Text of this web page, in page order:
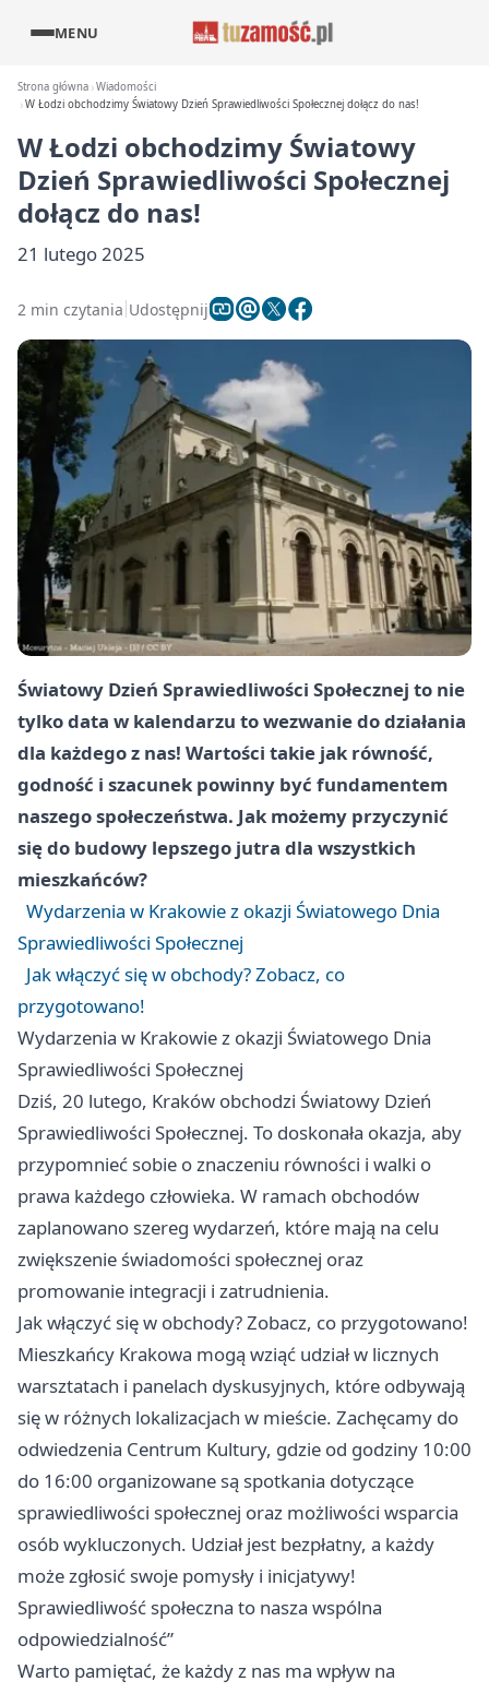
MENU
Strona główna Wiadomości
W Łodzi obchodzimy Światowy Dzień Sprawiedliwości Społecznej dołącz do nas!
W Łodzi obchodzimy Światowy
Dzień Sprawiedliwości Społecznej
dołącz do nas!
21 lutego 2025
2 min czytania Udostępnij
Światowy Dzień Sprawiedliwości Społecznej to nie
tylko data w kalendarzu to wezwanie do działania
dla każdego z nas! Wartości takie jak równość,
godność i szacunek powinny być fundamentem
naszego społeczeństwa. Jak możemy przyczynić
się do budowy lepszego jutra dla wszystkich
mieszkańców?
Wydarzenia w Krakowie z okazji Światowego Dnia
Sprawiedliwości Społecznej
Jak włączyć się w obchody? Zobacz, co
przygotowano!
Wydarzenia w Krakowie z okazji Światowego Dnia
Sprawiedliwości Społecznej
Dziś, 20 lutego, Kraków obchodzi Światowy Dzień
Sprawiedliwości Społecznej. To doskonała okazja, aby
przypomnieć sobie o znaczeniu równości i walki o
prawa każdego człowieka. W ramach obchodów
zaplanowano szereg wydarzeń, które mają na celu
zwiększenie świadomości społecznej oraz
promowanie integracji i zatrudnienia.
Jak włączyć się w obchody? Zobacz, co przygotowano!
Mieszkańcy Krakowa mogą wziąć udział w licznych
warsztatach i panelach dyskusyjnych, które odbywają
się w różnych lokalizacjach w mieście. Zachęcamy do
odwiedzenia Centrum Kultury, gdzie od godziny 10:00
do 16:00 organizowane są spotkania dotyczące
sprawiedliwości społecznej oraz możliwości wsparcia
osób wykluczonych. Udział jest bezpłatny, a każdy
może zgłosić swoje pomysły i inicjatywy!
Sprawiedliwość społeczna to nasza wspólna
odpowiedzialność”
Warto pamiętać, że każdy z nas ma wpływ na